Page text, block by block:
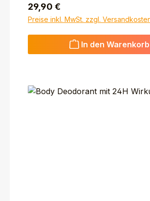
Regulärer Preis:
29,90 €
Preise inkl. MwSt. zzgl.
In den Warenkorb